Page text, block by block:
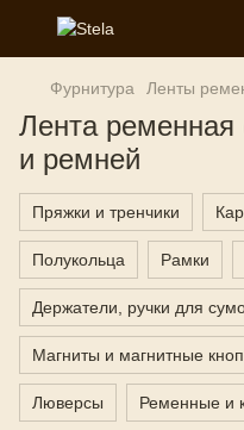
Фурнитура Ленты
Лента ременная
и ремней
Пряжки и тренчики
Полукольца Рамки
Держатели, ручки для
Магниты и магнитные
Люверсы Ременные и